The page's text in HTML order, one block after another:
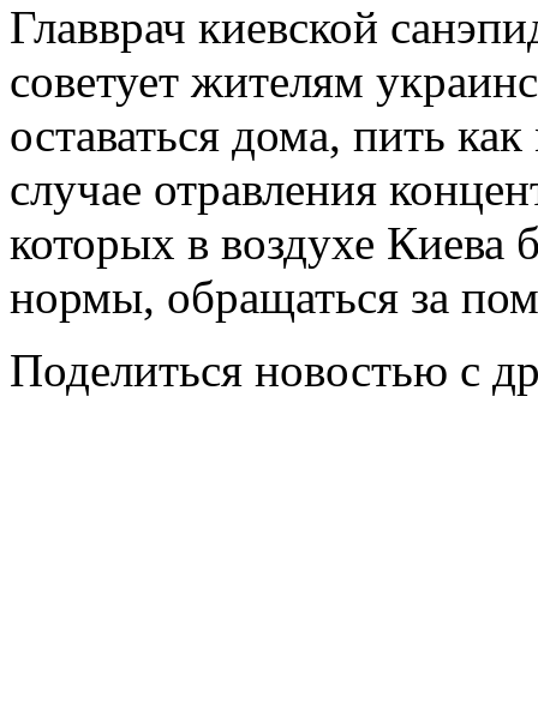
Главврач киевской
советует жителям
оставаться дома, пить
случае отравления
которых в воздухе Киева
нормы, обращаться за
Поделиться новостью с